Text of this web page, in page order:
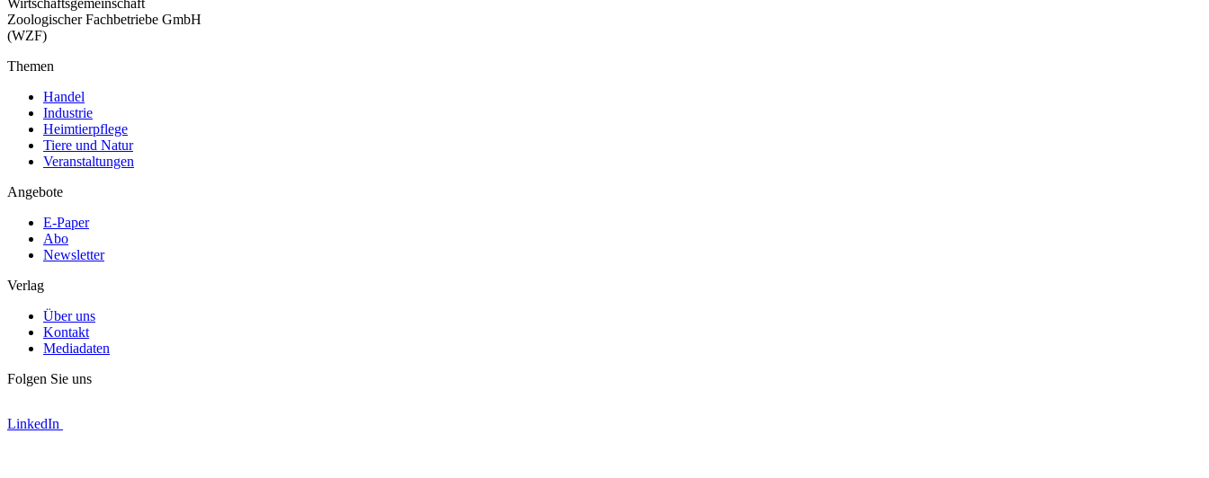
Zoologischer Fachbetriebe GmbH
(WZF)
Themen
Handel
Industrie
Heimtierpflege
Tiere und Natur
Veranstaltungen
Angebote
E-Paper
Abo
Newsletter
Verlag
Über uns
Kontakt
Mediadaten
Folgen Sie uns
LinkedIn